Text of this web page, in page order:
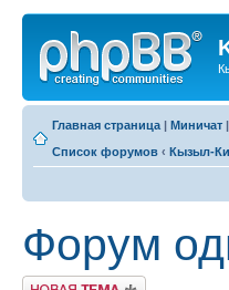
Главная страница | Миничат |
Список форумов ‹ Кызыл-
Форум
Новая тема